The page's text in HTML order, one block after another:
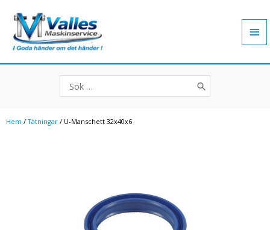
innehåll
Search
for:
Hem /Tätningar / U-Manschett 32x40x6